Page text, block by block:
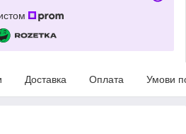
Доставка Оплата Умови